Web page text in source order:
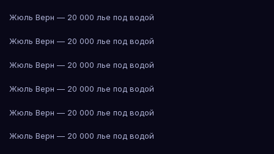
Жюль Верн — 20 000 лье под водой
Жюль Верн — 20 000 лье под водой
Жюль Верн — 20 000 лье под водой
Жюль Верн — 20 000 лье под водой
Жюль Верн — 20 000 лье под водой
Жюль Верн — 20 000 лье под водой